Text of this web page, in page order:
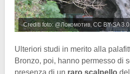
Crediti foto: @Локомотив, CC BY-SA
Ulteriori studi in merito alla
Bronzo, poi, hanno permesso di